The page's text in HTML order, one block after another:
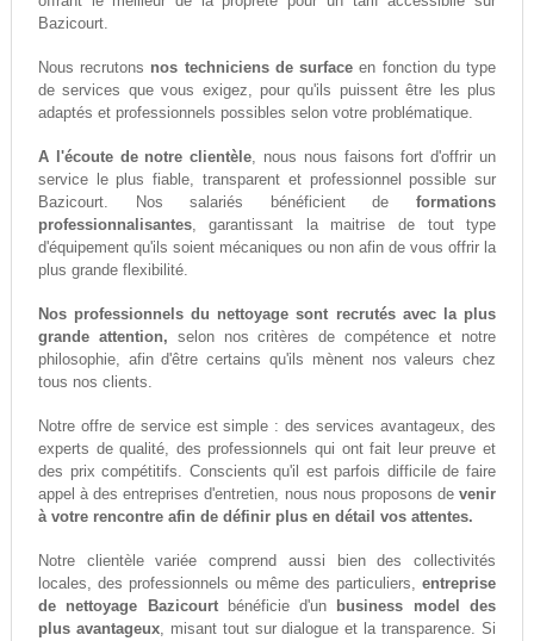
Bazicourt.
Nous recrutons nos techniciens de surface en fonction du type
de services que vous exigez, pour qu'ils puissent être les plus
adaptés et professionnels possibles selon votre problématique.
A l'écoute de notre clientèle, nous nous faisons fort d'offrir un
service le plus fiable, transparent et professionnel possible sur
Bazicourt. Nos salariés bénéficient deformations
professionnalisantes, garantissant la maitrise de tout type
d'équipement qu'ils soient mécaniques ou non afin de vous offrir la
plus grande flexibilité.
Nos professionnels du nettoyage sont recrutés avec la plus
grande attention, selon nos critères de compétence et notre
philosophie, afin d'être certains qu'ils mènent nos valeurs chez
tous nos clients.
Notre offre de service est simple : des services avantageux, des
experts de qualité, des professionnels qui ont fait leur preuve et
des prix compétitifs. Conscients qu'il est parfois difficile de faire
appel à des entreprises d'entretien, nous nous proposons devenir
à votre rencontre afin de définir plus en détail vos attentes.
Notre clientèle variée comprend aussi bien des collectivités
locales, des professionnels ou même des particuliers,entreprise
de nettoyage Bazicourtbénéficie d'un
business model des
plus avantageux, misant tout sur dialogue et la transparence. Si